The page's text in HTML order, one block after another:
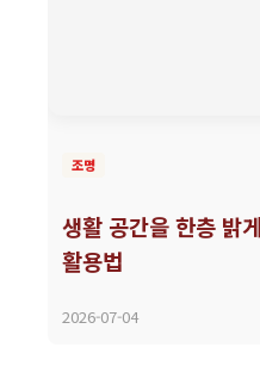
조명
생활 공간을 한층 밝
활용법
2026-07-04